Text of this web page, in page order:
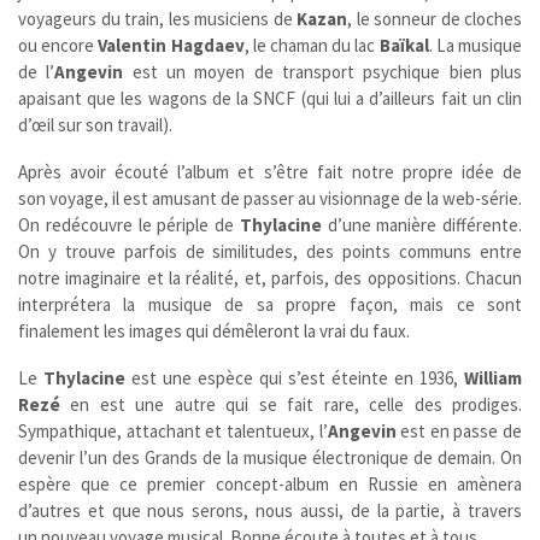
voyageurs du train, les musiciens de Kazan, le sonneur de cloches
ou encoreValentin Hagdaev, le chaman du lac Baïkal. La musique
de l’Angevin est un moyen de transport psychique bien plus
apaisant que les wagons de la SNCF (qui lui a d’ailleurs fait un clin
d’œil sur son travail).
Après avoir écouté l’album et s’être fait notre propre idée de
son voyage, il est amusant de passer au visionnage de la web-série.
On redécouvre le périple de Thylacined’une manière différente.
On y trouve parfois de similitudes, des points communs entre
notre imaginaire et la réalité, et, parfois, des oppositions. Chacun
interprétera la musique de sa propre façon, mais ce sont
finalement les images qui démêleront la vrai du faux.
Le Thylacine est une espèce qui s’est éteinte en 1936, William
Rezé en est une autre qui se fait rare, celle des prodiges.
Sympathique, attachant et talentueux, l’Angevin est en passe de
devenir l’un des Grands de la musique électronique de demain. On
espère que ce premier concept-album en Russie en amènera
d’autres et que nous serons, nous aussi, de la partie, à travers